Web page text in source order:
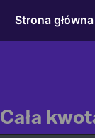
Strona główna
Cała